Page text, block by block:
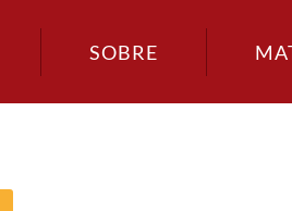
SOBRE